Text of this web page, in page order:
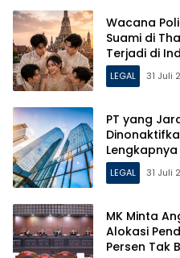
Wacana
Suami di
Terjadi di
Hukumnya!
LEGAL 31 Juli
PT yang
Lengkapnya
LEGAL 31 Juli
MK Minta
Alokasi
Persen Tak